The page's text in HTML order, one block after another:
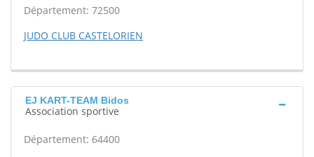
Département: 72500
JUDO CLUB CASTELORIEN
EJ KART-TEAM Bidos
Association sportive
Département: 64400